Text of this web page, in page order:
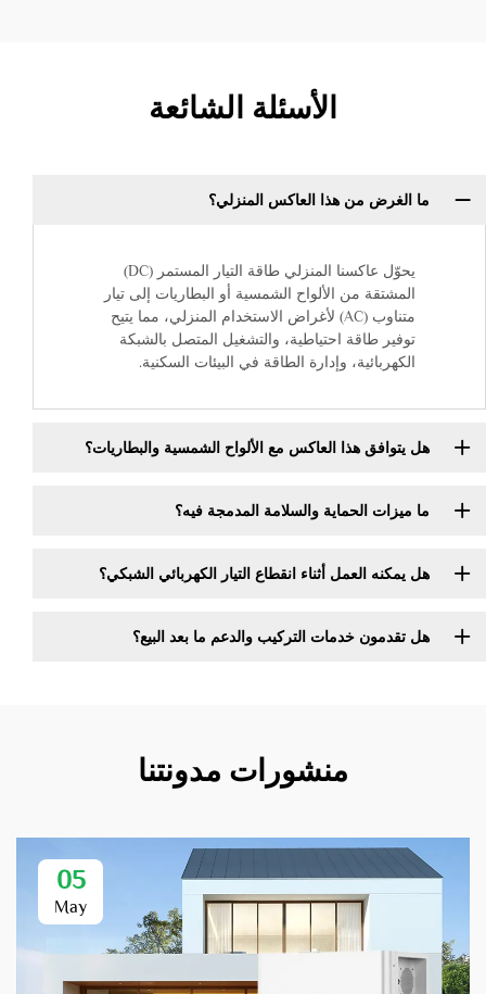
الأسئلة الشائعة
ما الغرض من هذا العاكس المنزلي؟
يحوّل عاكسنا المنزلي طاقة التيار المستمر (DC)
المشتقة من الألواح الشمسية أو البطاريات إلى تيار
متناوب (AC) لأغراض الاستخدام المنزلي، مما يتيح
توفير طاقة احتياطية، والتشغيل المتصل بالشبكة
الكهربائية، وإدارة الطاقة في البيئات السكنية.
هل يتوافق هذا العاكس مع الألواح الشمسية والبطاريات؟
ما ميزات الحماية والسلامة المدمجة فيه؟
هل يمكنه العمل أثناء انقطاع التيار الكهربائي الشبكي؟
هل تقدمون خدمات التركيب والدعم ما بعد البيع؟
منشورات مدونتنا
05
May